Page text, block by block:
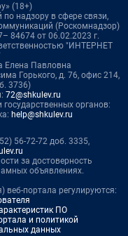
(18+)
надзору в сфере связи,
(Роскомнадзор)
84674 от 06.02.2023 г.
"ИНТЕРНЕТ
Елена Павловна
Горького, д. 76, офис 214,
3736)
72@shkulev.ru
органов:
help@shkulev.ru
56-72-72 доб. 3335,
за достоверность
объявлениях.
веб-портала регулируются:
ПО
и политикой
данных